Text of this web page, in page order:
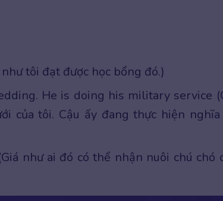
tôi đạt được học bổng đó.)
He is doing his military service
của tôi. Cậu ấy đang thực hiện nghĩa
như ai đó có thể nhận nuôi chú chó